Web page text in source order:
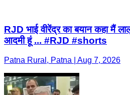
RJD भाई वीरेंद्र का बयान कहा मैं
आदमी हूं ... #RJD #shorts
Patna Rural, Patna | Aug 7, 2026